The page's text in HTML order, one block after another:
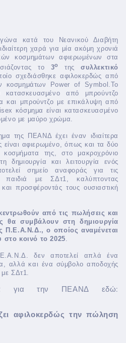
κατά του Νεανικού Διαβήτη
χαρά για μία ακόμη χρονιά
κοσμημάτων αφιερωμένων στα
το 3ο της συλλεκτικό
σχεδιάσθηκε αφιλοκερδώς από
κοσμημάτων Power of Symbol.Το
κατασκευασμένο από μπρούντζο
και μπρούντζο με επικάλυψη από
κόσμημα είναι κατασκευασμένο
με μαύρο χρώμα.
της ΠΕΑΝΔ έχει έναν ιδιαίτερα
είναι αφιερωμένο, όπως και τα δύο
κοσμήματα της, στο μακροχρόνιο
και λειτουργία ενός
σημείο αναφοράς για τις
παιδιά με ΣΔτ1, καλύπτοντας
προσφέροντάς τους ουσιαστική
από τις πωλήσεις και
θα συμβάλουν στη δημιουργία
Π.Ε.Α.Ν.Δ., ο οποίος αναμένεται
στο κοινό το 2025.
δεν αποτελεί απλά ένα
αλλά και ένα σύμβολο αποδοχής
με ΣΔτ1.
για την ΠΕΑΝΔ εδώ:
αφιλοκερδώς την πώληση